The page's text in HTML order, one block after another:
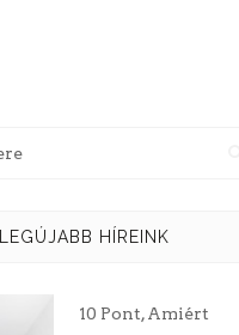
LEGÚJABB HÍREINK
10 Pont, Amiért